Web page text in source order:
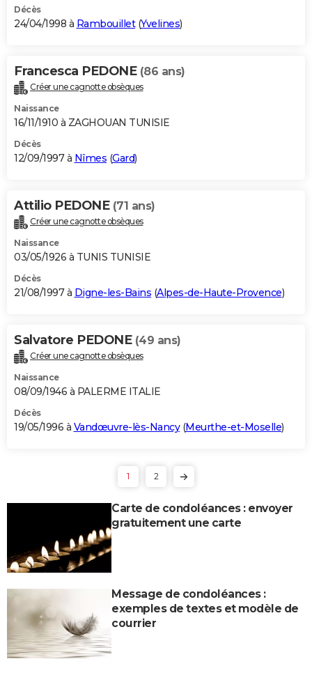
Décès
24/04/1998 à Rambouillet(Yvelines)
Francesca PEDONE (86 ans)
Créer une cagnotte obsèques
Naissance
16/11/1910 à ZAGHOUAN TUNISIE
Décès
12/09/1997 à Nîmes (Gard)
Attilio PEDONE (71 ans)
Créer une cagnotte obsèques
Naissance
03/05/1926 à TUNIS TUNISIE
Décès
21/08/1997 à Digne-les-Bains (Alpes-de-Haute-Provence)
Salvatore PEDONE (49 ans)
Créer une cagnotte obsèques
Naissance
08/09/1946 à PALERME ITALIE
Décès
19/05/1996 à Vandœuvre-lès-Nancy(Meurthe-et-Moselle)
1 2
Carte de condoléances : envoyer
gratuitement une carte
Message de condoléances :
exemples de textes et modèle de
courrier